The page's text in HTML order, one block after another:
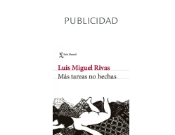
PUBLICIDAD